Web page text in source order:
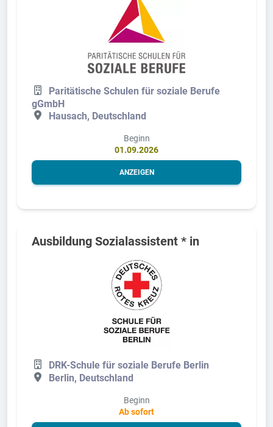
Paritätische Schulen für soziale Berufe
gGmbH
Hausach, Deutschland
Beginn
01.09.2026
ANZEIGEN
Ausbildung Sozialassistent * in
DRK-Schule für soziale Berufe Berlin
Berlin, Deutschland
Beginn
Ab sofort